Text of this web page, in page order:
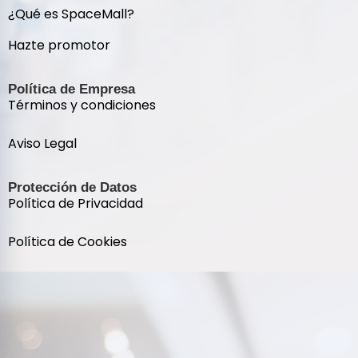
¿Qué es SpaceMall?
Hazte promotor
Política de Empresa
Términos y condiciones
Aviso Legal
Protección de Datos
Política de Privacidad
Política de Cookies